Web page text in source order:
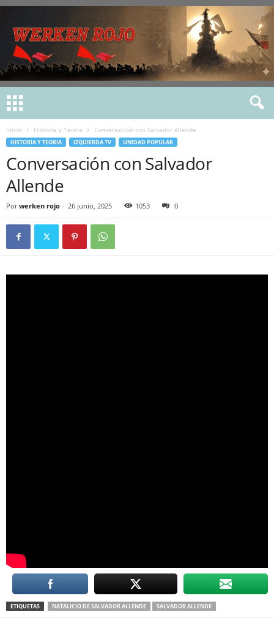
Inicio Historia y Teoria Conversación con Salvador Allende
HISTORIA Y TEORIA IZQUIERDA TV UNIDAD POPULAR
Conversación con Salvador
Allende
Por werken rojo - 26 junio, 2025 1053 0
ETIQUETAS NATALICIO DE SALVADOR ALLENDE SALVADOR ALLENDE